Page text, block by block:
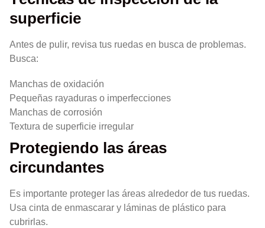
superficie
Antes de pulir, revisa tus ruedas en busca de problemas.
Busca:
Manchas de oxidación
Pequeñas rayaduras o imperfecciones
Manchas de corrosión
Textura de superficie irregular
Protegiendo las áreas
circundantes
Es importante proteger las áreas alrededor de tus ruedas.
Usa cinta de enmascarar y láminas de plástico para
cubrirlas.